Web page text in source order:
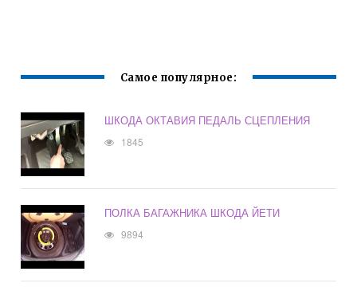
Самое популярное:
ШКОДА ОКТАВИЯ ПЕДАЛЬ СЦЕПЛЕНИЯ
1845
ПОЛКА БАГАЖНИКА ШКОДА ЙЕТИ
9894